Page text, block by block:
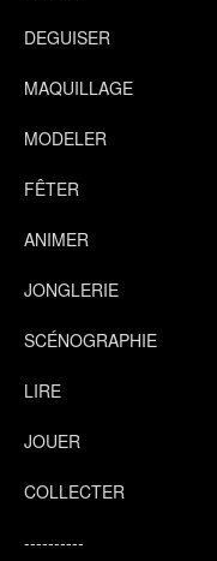
DEGUISER
MAQUILLAGE
MODELER
FÊTER
ANIMER
JONGLERIE
SCÉNOGRAPHIE
LIRE
JOUER
COLLECTER
----------